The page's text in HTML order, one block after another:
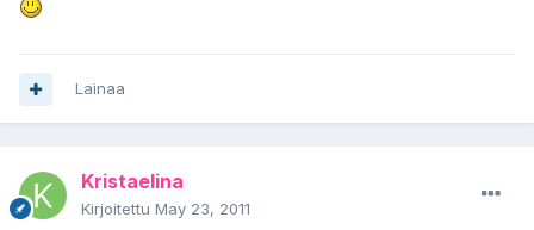
Lainaa
Kristaelina
Kirjoitettu May 23, 2011